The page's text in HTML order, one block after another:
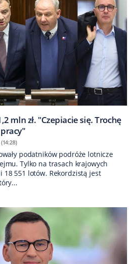
mln zł. "Czepiacie się. Trochę
podatników podróże lotnicze
Tylko na trasach krajowych
551 lotów. Rekordzistą jest